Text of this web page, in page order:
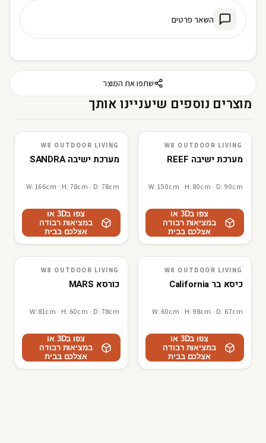
השאר פרטים
שתפו את המוצר
מוצרים נוספים שיעניינו אותך
3D · AR
W8 outdoor living
W8 OUTDOOR LIVING
מערכת ישיבה REEF
W: 150cm · H: 80cm · D: 90cm
צפו ב3D או
במציאות רבודה
אצלכם בבית
3D · AR
W8 outdoor living
W8 OUTDOOR LIVING
מערכת ישיבה SANDRA
W: 166cm · H: 78cm · D: 78cm
צפו ב3D או
במציאות רבודה
אצלכם בבית
3D · AR
W8 outdoor living
W8 OUTDOOR LIVING
כיסא בר California
W: 60cm · H: 98cm · D: 67cm
צפו ב3D או
במציאות רבודה
אצלכם בבית
3D · AR
W8 outdoor living
W8 OUTDOOR LIVING
כורסא MARS
W: 81cm · H: 60cm · D: 78cm
צפו ב3D או
במציאות רבודה
אצלכם בבית